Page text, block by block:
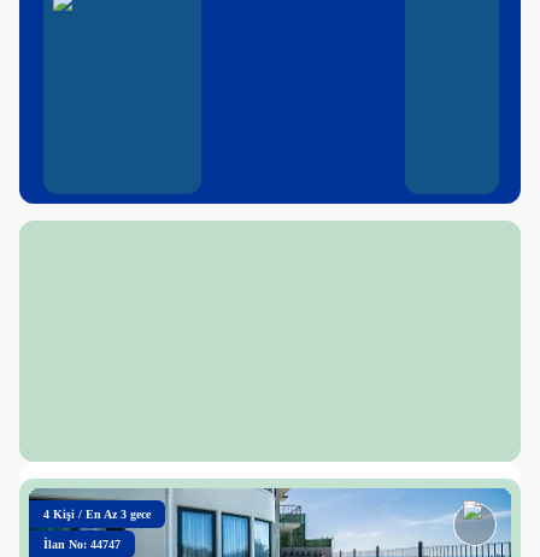
4 Kişi / En Az 3 gece
İlan No: 44747